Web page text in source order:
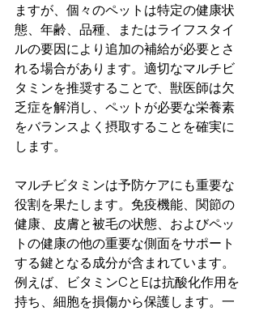
ますが、個々のペットは特定の健康状
態、年齢、品種、またはライフスタイ
ルの要因により追加の補給が必要とさ
れる場合があります。適切なマルチビ
タミンを推奨することで、獣医師は欠
乏症を解消し、ペットが必要な栄養素
をバランスよく摂取することを確実に
します。
マルチビタミンは予防ケアにも重要な
役割を果たします。免疫機能、関節の
健康、皮膚と被毛の状態、およびペッ
トの健康の他の重要な側面をサポート
する鍵となる成分が含まれています。
例えば、ビタミンCとEは抗酸化作用を
持ち、細胞を損傷から保護します。一